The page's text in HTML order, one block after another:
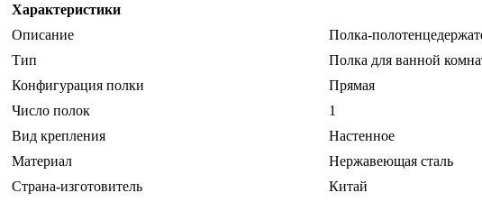
Характеристики
Описание
Полка-
Тип
Полка для ванной
Конфигурация полки
Прямая
Число полок
1
Вид крепления
Настенное
Материал
Нержавеющая сталь
Страна-изготовитель
Китай